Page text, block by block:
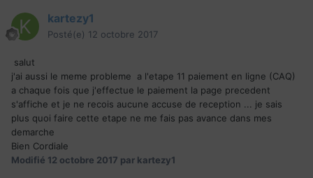
kartezy1
Posté(e) 12 octobre 2017
salut
j'ai aussi le meme probleme a l'etape 11 paiement en ligne (CAQ)
a chaque fois que j'effectue le paiement la page precedent
s'affiche et je ne recois aucune accuse de reception ... je sais
plus quoi faire cette etape ne me fais pas avance dans mes
demarche
Bien Cordiale
Modifié 12 octobre 2017 par kartezy1